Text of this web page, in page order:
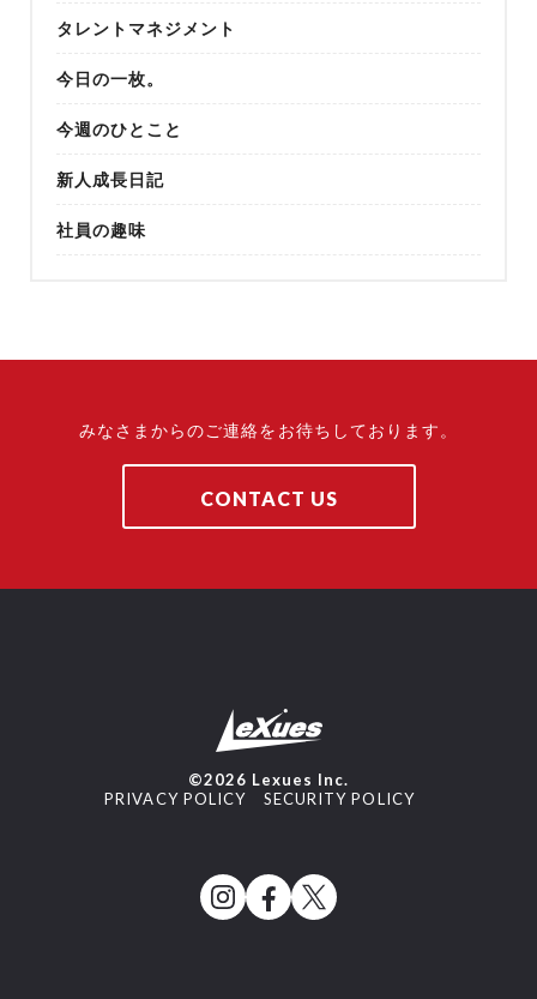
タレントマネジメント
今日の一枚。
今週のひとこと
新人成長日記
社員の趣味
みなさまからのご連絡をお待ちしております。
CONTACT US
©2026 Lexues Inc.
PRIVACY POLICY
SECURITY POLICY